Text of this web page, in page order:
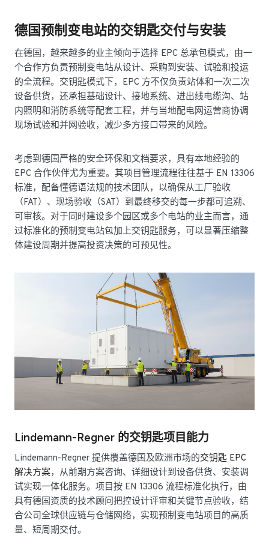
德国预制变电站的交钥匙交付与安装
在德国，越来越多的业主倾向于选择 EPC 总承包模式，由一
个合作方负责预制变电站从设计、采购到安装、试验和投运
的全流程。交钥匙模式下，EPC 方不仅负责站体和一次二次
设备供货，还承担基础设计、接地系统、进出线电缆沟、站
内照明和消防系统等配套工程，并与当地配电网运营商协调
现场试验和并网验收，减少多方接口带来的风险。
考虑到德国严格的安全环保和文档要求，具有本地经验的
EPC 合作伙伴尤为重要。其项目管理流程往往基于 EN 13306
标准，配备懂德语法规的技术团队，以确保从工厂验收
（FAT）、现场验收（SAT）到最终移交的每一步都可追溯、
可审核。对于同时建设多个园区或多个电站的业主而言，通
过标准化的预制变电站包加上交钥匙服务，可以显著压缩整
体建设周期并提高投资决策的可预见性。
Lindemann-Regner 的交钥匙项目能力
Lindemann-Regner 提供覆盖德国及欧洲市场的交钥匙 EPC
解决方案，从前期方案咨询、详细设计到设备供货、安装调
试实现一体化服务。项目按 EN 13306 流程标准化执行，由
具有德国资质的技术顾问把控设计评审和关键节点验收，结
合公司全球供应链与仓储网络，实现预制变电站项目的高质
量、短周期交付。